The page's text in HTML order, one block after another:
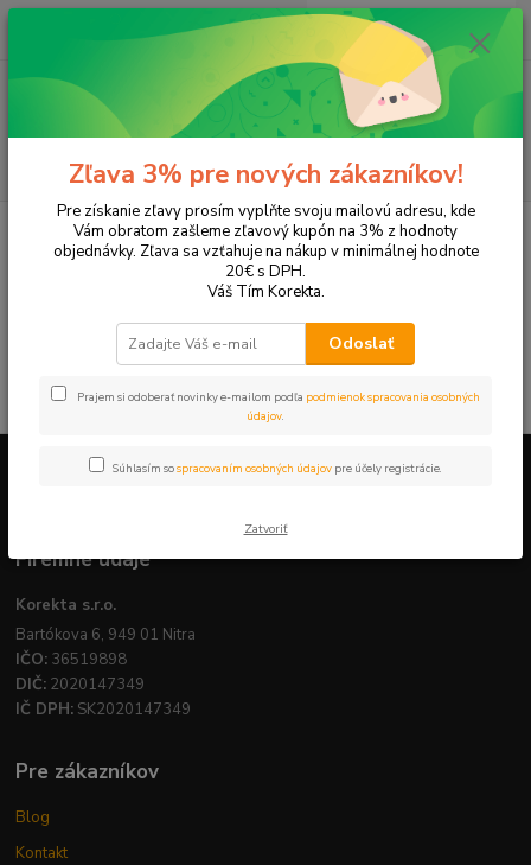
Hľadať
ks
za 0,00 EUR
Domácnosť Do kuchyne
V tejto kategórii nebol nájdený žiadny tovar.
Firemné údaje
Korekta s.r.o.
Bartókova 6, 949 01 Nitra
IČO: 36519898
DIČ: 2020147349
IČ DPH: SK2020147349
Pre zákazníkov
Blog
Kontakt
Zľava 3% pre nových zákazníkov!
Pre získanie zľavy prosím vyplňte svoju mailovú adresu, kde
Vám obratom zašleme zľavový kupón na 3% z hodnoty
objednávky. Zľava sa vzťahuje na nákup v minimálnej hodnote
20€ s DPH.
Váš Tím Korekta.
Odoslať
Prajem si odoberať novinky e-mailom podľa podmienok spracovania osobných
údajov.
Súhlasím sospracovaním osobných údajov pre účely registrácie.
Zatvoriť